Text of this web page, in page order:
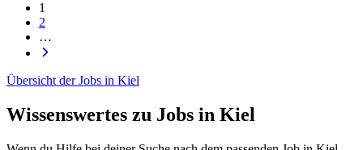
1
2
…
Übersicht der Jobs in Kiel
Wissenswertes zu Jobs in Kiel